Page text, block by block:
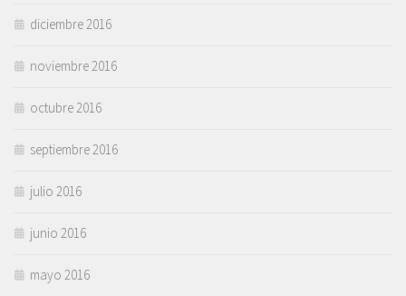
diciembre 2016
noviembre 2016
octubre 2016
septiembre 2016
julio 2016
junio 2016
mayo 2016